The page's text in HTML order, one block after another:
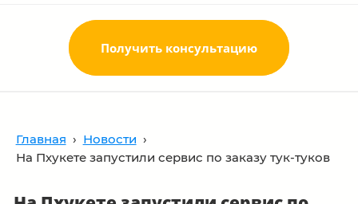
Получить консультацию
Главная › Новости ›
На Пхукете запустили сервис по заказу тук-туков